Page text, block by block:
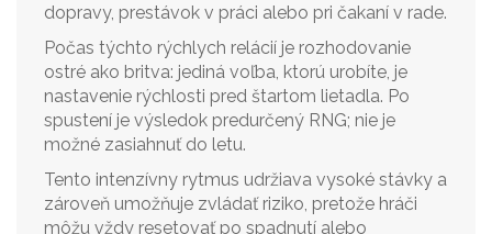
dopravy, prestávok v práci alebo pri čakaní v rade.
Počas týchto rýchlych relácií je rozhodovanie
ostré ako britva: jediná voľba, ktorú urobíte, je
nastavenie rýchlosti pred štartom lietadla. Po
spustení je výsledok predurčený RNG; nie je
možné zasiahnuť do letu.
Tento intenzívny rytmus udržiava vysoké stávky a
zároveň umožňuje zvládať riziko, pretože hráči
môžu vždy resetovať po spadnutí alebo